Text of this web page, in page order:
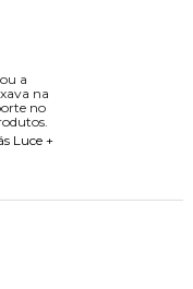
a
na
no
Luce +